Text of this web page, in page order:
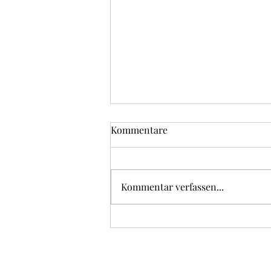
Kommentare
Kommentar verfassen...